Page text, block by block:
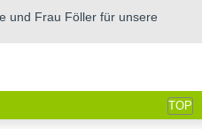
und Frau Föller für unsere
TOP